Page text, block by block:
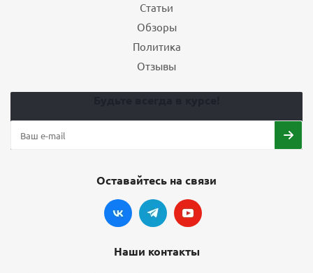
Статьи
Обзоры
Политика
Отзывы
Оставайтесь на связи
Наши контакты